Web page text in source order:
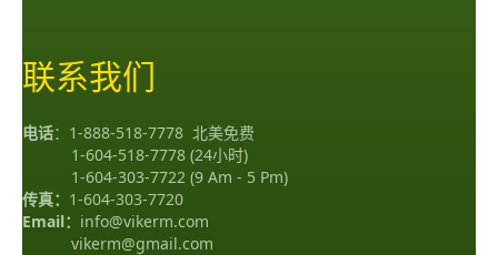
联系我们
电话： 1-888-518-7778 北美免费
1-604-518-7778 (24小时)
1-604-303-7722 (9 Am - 5 Pm)
传真： 1-604-303-7720
Email： info@vikerm.com
vikerm@gmail.com